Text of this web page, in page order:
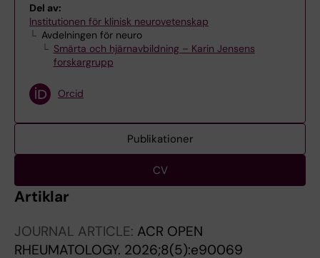
Del av:
Institutionen för klinisk neurovetenskap
Avdelningen för neuro
Smärta och hjärnavbildning – Karin Jensens
forskargrupp
Orcid
Publikationer
CV
Artiklar
JOURNAL ARTICLE: ACR OPEN
RHEUMATOLOGY. 2026;8(5):e90069